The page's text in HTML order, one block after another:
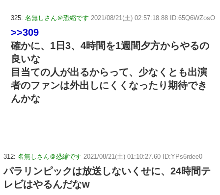
325: 名無しさん＠恐縮です 2021/08/21(土) 02:57:18.88 ID:65Q6WZosO
>>309
確かに、1日3、4時間を1週間夕方からやるの
良いな
目当ての人が出るからって、少なくとも出演
者のファンは外出しにくくなったり期待でき
んかな
312: 名無しさん＠恐縮です 2021/08/21(土) 01:10:27.60 ID:YPs6rdee0
パラリンピックは放送しないくせに、24時間テ
レビはやるんだなw